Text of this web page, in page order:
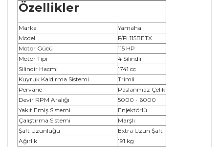
Özellikler
Marka
Yamaha
Model
F/FL115BETX
Motor Gücü
115 HP
Motor Tipi
4 Silindir
Silindir Hacmi
1741 cc
Kuyruk Kaldırma Sistemi
Trimli
Pervane
Paslanmaz Çelik
Devir RPM Aralığı
5000 - 6000
Yakıt Emiş Sistemi
Enjektörlü
Çalıştırma Sistemi
Marşlı
Şaft Uzunluğu
Extra Uzun Şaft
Ağırlık
191 kg